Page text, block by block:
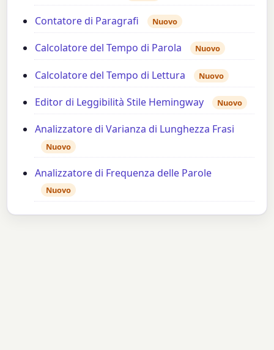
Contatore di Paragrafi Nuovo
Calcolatore del Tempo di Parola Nuovo
Calcolatore del Tempo di Lettura Nuovo
Editor di Leggibilità Stile Hemingway Nuovo
Analizzatore di Varianza di Lunghezza Frasi
Nuovo
Analizzatore di Frequenza delle Parole
Nuovo